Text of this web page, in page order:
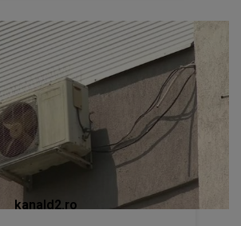
kanald2.ro